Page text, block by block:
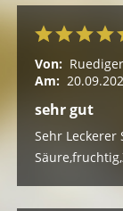
Von:
Am:
sehr gut
Sehr Leckerer